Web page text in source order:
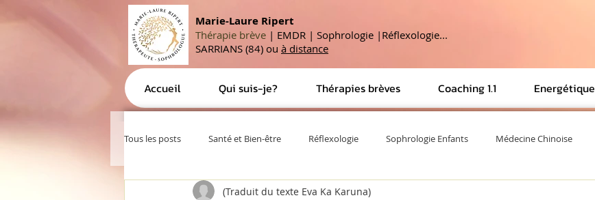
Marie-Laure Ripert
Thérapie brève | EMDR | Sophrologie |Réflexologie...
SARRIANS (84) ou à distance
Accueil Qui suis-je? Thérapies brèves Coaching 1.1 Energétique
Tous les posts Santé et Bien-être Réflexologie Sophrologie Enfants Médecine Chinoise
Gestion de poids Citations/Proverbes
(Traduit du texte Eva Ka Karuna)